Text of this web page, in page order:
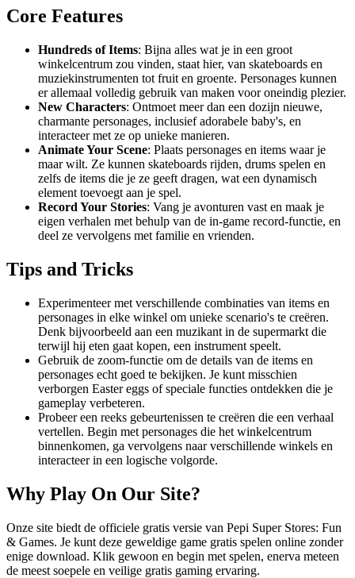
Core Features
Hundreds of Items: Bijna alles wat je in een groot
winkelcentrum zou vinden, staat hier, van skateboards en
muziekinstrumenten tot fruit en groente. Personages kunnen
er allemaal volledig gebruik van maken voor oneindig plezier.
New Characters: Ontmoet meer dan een dozijn nieuwe,
charmante personages, inclusief adorabele baby's, en
interacteer met ze op unieke manieren.
Animate Your Scene: Plaats personages en items waar je
maar wilt. Ze kunnen skateboards rijden, drums spelen en
zelfs de items die je ze geeft dragen, wat een dynamisch
element toevoegt aan je spel.
Record Your Stories: Vang je avonturen vast en maak je
eigen verhalen met behulp van de in-game record-functie, en
deel ze vervolgens met familie en vrienden.
Tips and Tricks
Experimenteer met verschillende combinaties van items en
personages in elke winkel om unieke scenario's te creëren.
Denk bijvoorbeeld aan een muzikant in de supermarkt die
terwijl hij eten gaat kopen, een instrument speelt.
Gebruik de zoom-functie om de details van de items en
personages echt goed te bekijken. Je kunt misschien
verborgen Easter eggs of speciale functies ontdekken die je
gameplay verbeteren.
Probeer een reeks gebeurtenissen te creëren die een verhaal
vertellen. Begin met personages die het winkelcentrum
binnenkomen, ga vervolgens naar verschillende winkels en
interacteer in een logische volgorde.
Why Play On Our Site?
Onze site biedt de officiele gratis versie van Pepi Super Stores: Fun
& Games. Je kunt deze geweldige game gratis spelen online zonder
enige download. Klik gewoon en begin met spelen, enerva meteen
de meest soepele en veilige gratis gaming ervaring.